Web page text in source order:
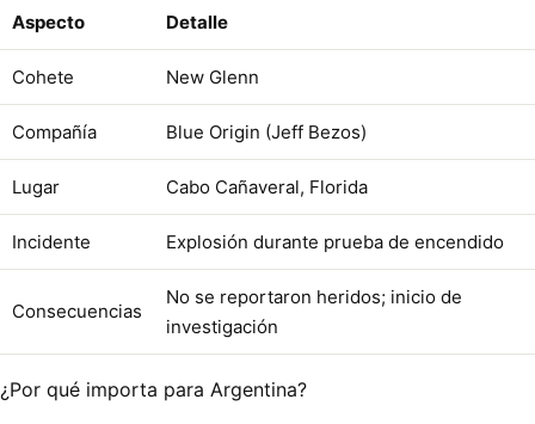
Aspecto Detalle
Cohete New Glenn
Compañía Blue Origin (Jeff Bezos)
Lugar Cabo Cañaveral, Florida
Incidente Explosión durante prueba de encendido
Consecuencias
No se reportaron heridos; inicio de
investigación
¿Por qué importa para Argentina?